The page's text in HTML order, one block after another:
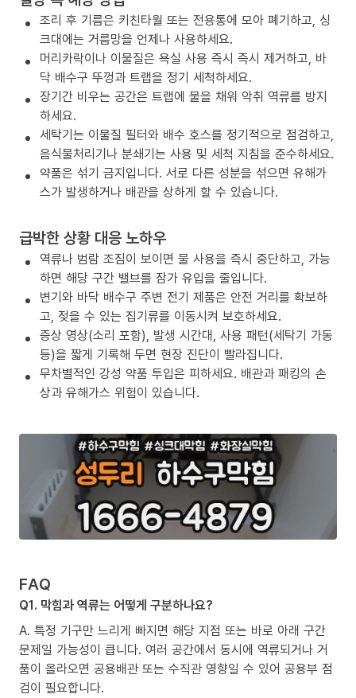
조리 후 기름은 키친타월 또는 전용통에 모아 폐기하고, 싱
크대에는 거름망을 언제나 사용하세요.
머리카락이나 이물질은 욕실 사용 즉시 즉시 제거하고, 바
닥 배수구 뚜껑과 트랩을 정기 세척하세요.
장기간 비우는 공간은 트랩에 물을 채워 악취 역류를 방지
하세요.
세탁기는 이물질 필터와 배수 호스를 정기적으로 점검하고,
음식물처리기나 분쇄기는 사용 및 세척 지침을 준수하세요.
약품은 섞기 금지입니다. 서로 다른 성분을 섞으면 유해가
스가 발생하거나 배관을 상하게 할 수 있습니다.
급박한 상황 대응 노하우
역류나 범람 조짐이 보이면 물 사용을 즉시 중단하고, 가능
하면 해당 구간 밸브를 잠가 유입을 줄입니다.
변기와 바닥 배수구 주변 전기 제품은 안전 거리를 확보하
고, 젖을 수 있는 집기류를 이동시켜 보호하세요.
증상 영상(소리 포함), 발생 시간대, 사용 패턴(세탁기 가동
등)을 짧게 기록해 두면 현장 진단이 빨라집니다.
무차별적인 강성 약품 투입은 피하세요. 배관과 패킹의 손
상과 유해가스 위험이 있습니다.
FAQ
Q1. 막힘과 역류는 어떻게 구분하나요?
A. 특정 기구만 느리게 빠지면 해당 지점 또는 바로 아래 구간
문제일 가능성이 큽니다. 여러 공간에서 동시에 역류되거나 거
품이 올라오면 공용배관 또는 수직관 영향일 수 있어 공용부 점
검이 필요합니다.